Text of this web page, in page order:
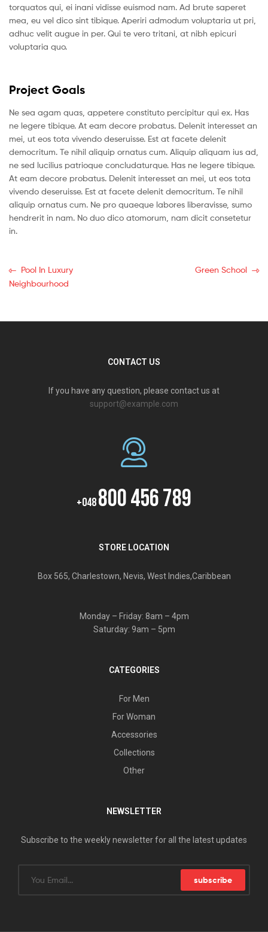
torquatos qui, ei inani vidisse euismod nam. Ad brute saperet
mea, eu vel dico sint tibique. Aperiri admodum voluptaria ut pri,
adhuc velit augue in per. Qui te vero tritani, at nibh epicuri
voluptaria quo.
Project Goals
Ne sea agam quas, appetere constituto percipitur qui ex. Has
ne legere tibique. At eam decore probatus. Delenit interesset an
mei, ut eos tota vivendo deseruisse. Est at facete delenit
democritum. Te nihil aliquip ornatus cum. Aliquip aliquam ius ad,
ne sed lucilius patrioque concludaturque. Has ne legere tibique.
At eam decore probatus. Delenit interesset an mei, ut eos tota
vivendo deseruisse. Est at facete delenit democritum. Te nihil
aliquip ornatus cum. Ne pro quaeque labores liberavisse, sumo
hendrerit in nam. No duo dico atomorum, nam dicit consetetur
in.
Pool In Luxury
Neighbourhood
Green School
CONTACT US
If you have any question, please contact us at
support@example.com
+048800 456 789
STORE LOCATION
Box 565, Charlestown, Nevis, West Indies,Caribbean
Monday – Friday: 8am – 4pm
Saturday: 9am – 5pm
CATEGORIES
For Men
For Woman
Accessories
Collections
Other
NEWSLETTER
Subscribe to the weekly newsletter for all the latest updates
subscribe